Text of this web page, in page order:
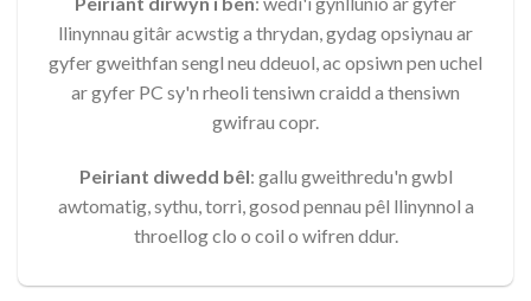
llinynnau gitâr acwstig a thrydan, gydag opsiynau ar
gyfer gweithfan sengl neu ddeuol, ac opsiwn pen uchel
ar gyfer PC sy'n rheoli tensiwn craidd a thensiwn
gwifrau copr.
Peiriant diwedd bêl: gallu gweithredu'n gwbl
awtomatig, sythu, torri, gosod pennau pêl llinynnol a
throellog clo o coil o wifren ddur.